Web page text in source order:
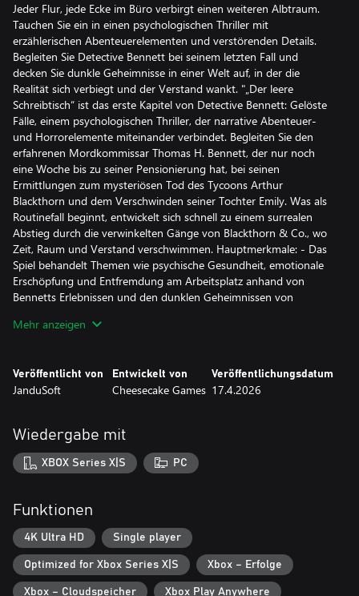
Jeder Flur, jede Ecke im Büro verbirgt einen weiteren Albtraum.
Tauchen Sie ein in einen psychologischen Thriller mit
erzählerischen Abenteuerelementen und verstörenden Details.
Begleiten Sie Detective Bennett bei seinem letzten Fall und
decken Sie dunkle Geheimnisse in einer Welt auf, in der die
Realität sich verbiegt und der Verstand wankt. "„Der leere
Schreibtisch“ ist das erste Kapitel von Detective Bennett: Gelöste
Fälle, einem psychologischen Thriller, der narrative Abenteuer-
und Horrorelemente miteinander verbindet. Begleiten Sie den
erfahrenen Mordkommissar Thomas H. Bennett, der nur noch
eine Woche bis zu seiner Pensionierung hat, bei seinen
Ermittlungen zum mysteriösen Tod des Tycoons Arthur
Blackthorn und dem Verschwinden seiner Tochter Emily. Was als
Routinefall beginnt, entwickelt sich schnell zu einem surrealen
Abstieg durch die verwinkelten Gänge von Blackthorn & Co., wo
Zeit, Raum und Verstand verschwimmen. Hauptmerkmale: - Das
Spiel behandelt Themen wie psychische Gesundheit, emotionale
Erschöpfung und Entfremdung am Arbeitsplatz anhand von
Bennetts Erlebnissen und den dunklen Geheimnissen von
ständig verändernde, desorientierende Umgebung, in der die
um Tatorte zu untersuchen, Hinweise aufzudecken und Ereignisse
zu rekonstruieren, ohne Angst haben zu müssen, festzustecken. -
Schreckmomente für ein individuelles Spielerlebnis.
Mehr anzeigen
Veröffentlicht von
JanduSoft
Entwickelt von
Cheesecake Games
Veröffentlichungsdatum
17.4.2026
Wiedergabe mit
XBOX Series X|S PC
Funktionen
4K Ultra HD Single player
Optimized for Xbox Series X|S Xbox – Erfolge
Xbox – Cloudspeicher Xbox Play Anywhere